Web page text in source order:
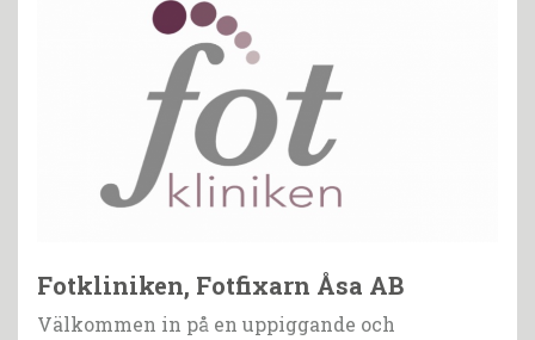
Fotkliniken, Fotfixarn Åsa AB
Välkommen in på en uppiggande och